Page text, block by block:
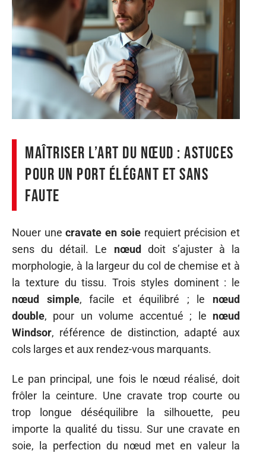
Maîtriser l’art du nœud : astuces
pour un port élégant et sans
faute
Nouer unecravate en soierequiert précision et
sens du détail. Le nœud
doit s’ajuster à la
morphologie, à la largeur du col de chemise et à
la texture du tissu. Trois styles dominent : le
nœud simple, facile et équilibré ; le nœud
double, pour un volume accentué ; le nœud
Windsor, référence de distinction, adapté aux
cols larges et aux rendez-vous marquants.
Le pan principal, une fois le nœud réalisé, doit
frôler la ceinture. Une cravate trop courte ou
trop longue déséquilibre la silhouette, peu
importe la qualité du tissu. Sur une cravate en
soie, la perfection du nœud met en valeur la